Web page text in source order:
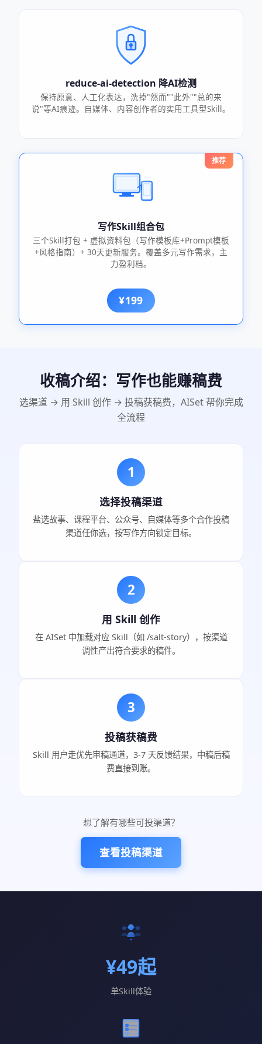
reduce-ai-detection 降AI检测
保持原意、人工化表达，洗掉"然而""此外""总的来
说"等AI痕迹。自媒体、内容创作者的实用工具型Skill。
推荐
写作Skill组合包
三个Skill打包 + 虚拟资料包（写作模板库+Prompt模板
+风格指南）+ 30天更新服务。覆盖多元写作需求，主
力盈利档。
¥199
收稿介绍：写作也能赚稿费
选渠道 → 用 Skill 创作 → 投稿获稿费，AISet 帮你完成
全流程
1
选择投稿渠道
盐选故事、课程平台、公众号、自媒体等多个合作投稿
渠道任你选，按写作方向锁定目标。
2
用 Skill 创作
在 AISet 中加载对应 Skill（如 /salt-story），按渠道
调性产出符合要求的稿件。
3
投稿获稿费
Skill 用户走优先审稿通道，3-7 天反馈结果，中稿后稿
费直接到账。
想了解有哪些可投渠道？
查看投稿渠道
¥49起
单Skill体验